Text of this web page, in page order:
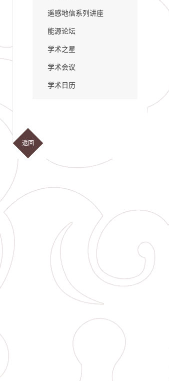
遥感地信系列讲座
能源论坛
学术之星
学术会议
学术日历
返回